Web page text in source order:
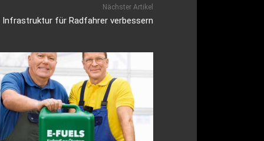
Nächster Artikel
für Radfahrer verbessern